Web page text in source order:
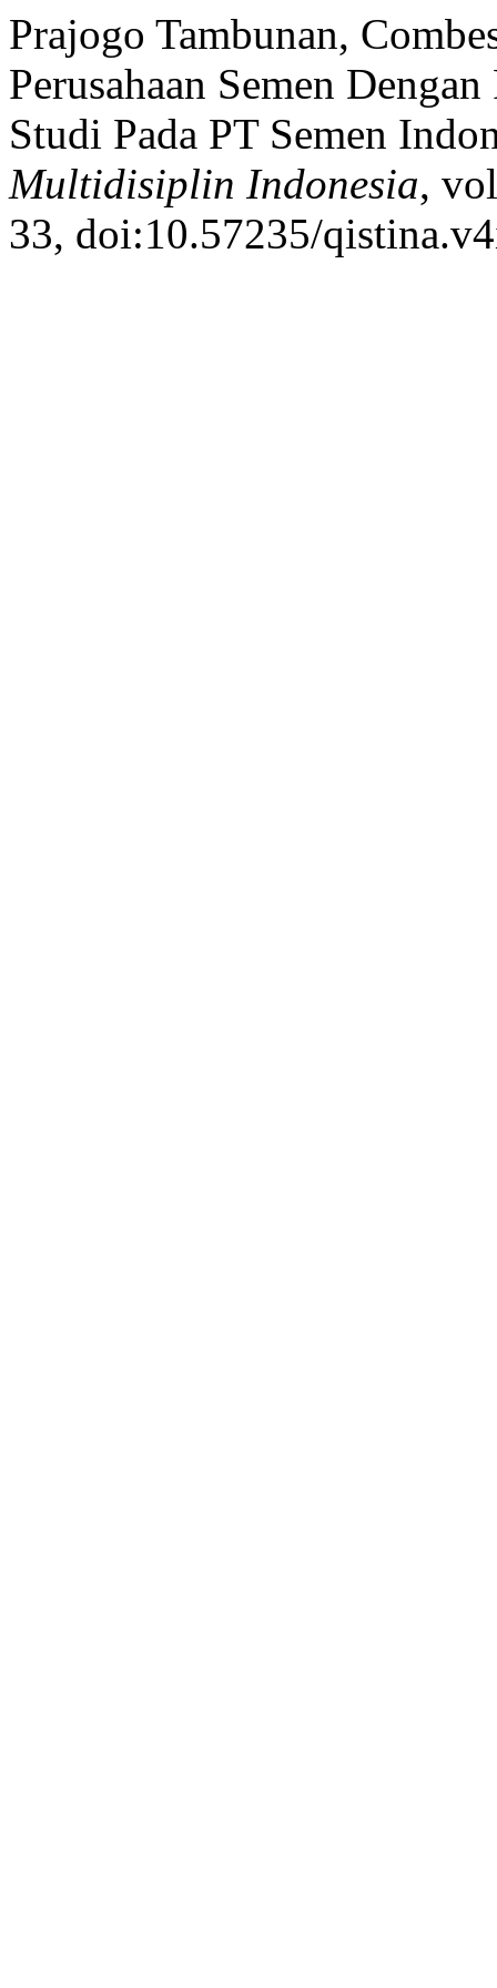
Prajogo Tambunan,
Perusahaan Semen
Studi Pada PT Semen
Multidisiplin Indonesia,
33, doi:10.57235/